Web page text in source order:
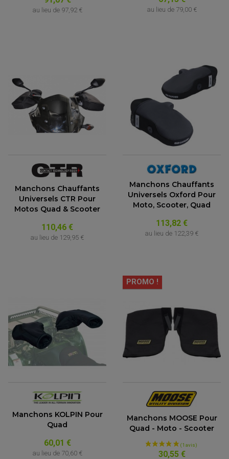
au lieu de 97,92 € au lieu de 79,00 €
Manchons Chauffants
Universels CTR Pour
Motos Quad & Scooter
110,46 €
au lieu de 129,95 €
Manchons Chauffants
Universels Oxford Pour
Moto, Scooter, Quad
113,82 €
au lieu de 122,39 €
Manchons KOLPIN Pour
Quad
60,01 €
au lieu de 70,60 €
PROMO !
Manchons MOOSE Pour
Quad - Moto - Scooter
30,55 €